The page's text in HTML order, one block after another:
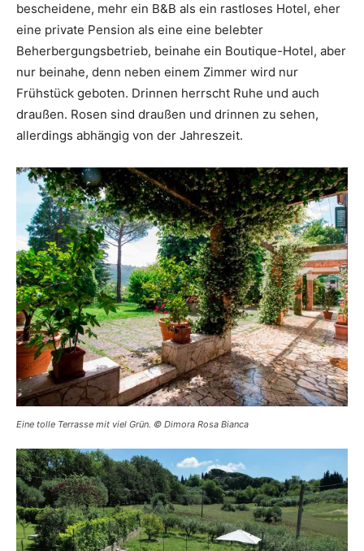
bescheidene, mehr ein B&B als ein rastloses Hotel, eher
eine private Pension als eine eine belebter
Beherbergungsbetrieb, beinahe ein Boutique-Hotel, aber
nur beinahe, denn neben einem Zimmer wird nur
Frühstück geboten. Drinnen herrscht Ruhe und auch
draußen. Rosen sind draußen und drinnen zu sehen,
allerdings abhängig von der Jahreszeit.
Eine tolle Terrasse mit viel Grün. © Dimora Rosa Bianca